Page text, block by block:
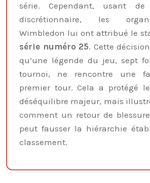
série. Cependant, usant
discrétionnaire, les
Wimbledon lui ont attribué le
série numéro 25. Cette
qu’une légende du jeu, sept
tournoi, ne rencontre une
premier tour. Cela a protégé
déséquilibre majeur, mais
comment un retour de blessure
peut fausser la hiérarchie
classement.